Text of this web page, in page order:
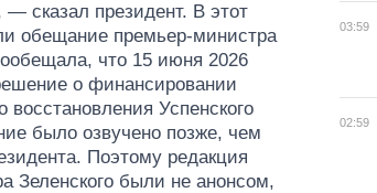
сказал президент. В этот
обещание премьер-министра
что 15 июня 2026
о финансировании
Успенского
было озвучено позже, чем
Поэтому редакция
Зеленского были не анонсом,
03:59
02:59